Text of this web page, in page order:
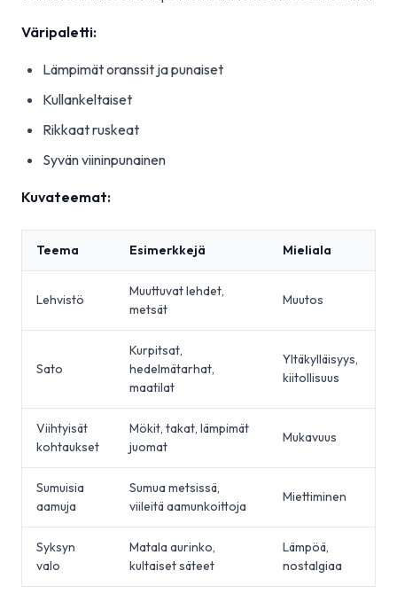
Väripaletti:
Lämpimät oranssit ja punaiset
Kullankeltaiset
Rikkaat ruskeat
Syvän viininpunainen
Kuvateemat:
Teema Esimerkkejä Mieliala
Lehvistö
Muuttuvat lehdet,
metsät
Muutos
Sato
Kurpitsat,
hedelmätarhat,
maatilat
Yltäkylläisyys,
kiitollisuus
Viihtyisät
kohtaukset
Mökit, takat, lämpimät
juomat
Mukavuus
Sumuisia
aamuja
Sumua metsissä,
viileitä aamunkoittoja
Miettiminen
Syksyn
valo
Matala aurinko,
kultaiset säteet
Lämpöä,
nostalgiaa